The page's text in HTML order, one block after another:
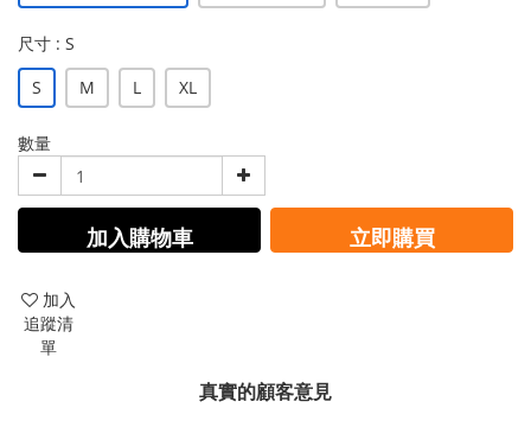
尺寸 : S
S
M L XL
數量
加入購物車 立即購買
加入
追蹤清
單
真實的顧客意見